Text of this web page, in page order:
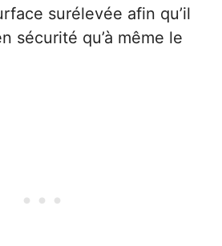
surélevée afin qu’il
sécurité qu’à même le